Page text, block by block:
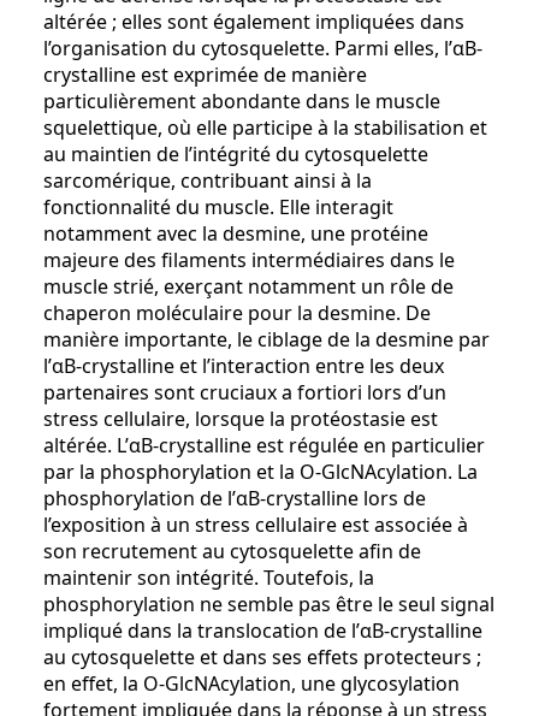
altérée ; elles sont également impliquées dans
l’organisation du cytosquelette. Parmi elles, l’αB-
crystalline est exprimée de manière
particulièrement abondante dans le muscle
squelettique, où elle participe à la stabilisation et
au maintien de l’intégrité du cytosquelette
sarcomérique, contribuant ainsi à la
fonctionnalité du muscle. Elle interagit
notamment avec la desmine, une protéine
majeure des filaments intermédiaires dans le
muscle strié, exerçant notamment un rôle de
chaperon moléculaire pour la desmine. De
manière importante, le ciblage de la desmine par
l’αB-crystalline et l’interaction entre les deux
partenaires sont cruciaux a fortiori lors d’un
stress cellulaire, lorsque la protéostasie est
altérée. L’αB-crystalline est régulée en particulier
par la phosphorylation et la O-GlcNAcylation. La
phosphorylation de l’αB-crystalline lors de
l’exposition à un stress cellulaire est associée à
son recrutement au cytosquelette afin de
maintenir son intégrité. Toutefois, la
phosphorylation ne semble pas être le seul signal
impliqué dans la translocation de l’αB-crystalline
au cytosquelette et dans ses effets protecteurs ;
en effet, la O-GlcNAcylation, une glycosylation
fortement impliquée dans la réponse à un stress